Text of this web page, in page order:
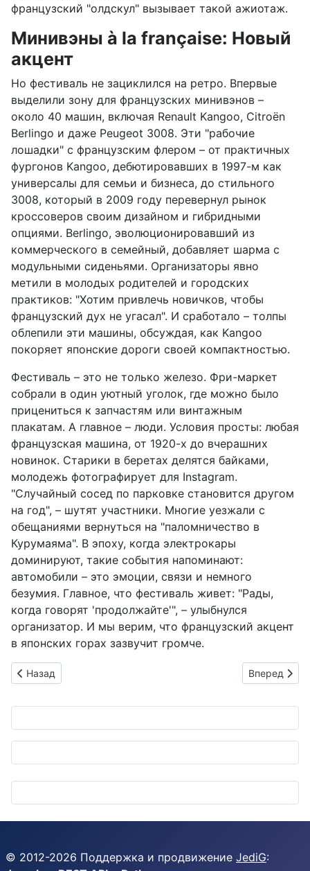
французский "олдскул" вызывает такой ажиотаж.
Минивэны à la française: Новый
акцент
Но фестиваль не зациклился на ретро. Впервые
выделили зону для французских минивэнов –
около 40 машин, включая Renault Kangoo, Citroën
Berlingo и даже Peugeot 3008. Эти "рабочие
лошадки" с французским флером – от практичных
фургонов Kangoo, дебютировавших в 1997-м как
универсалы для семьи и бизнеса, до стильного
3008, который в 2009 году перевернул рынок
кроссоверов своим дизайном и гибридными
опциями. Berlingo, эволюционировавший из
коммерческого в семейный, добавляет шарма с
модульными сиденьями. Организаторы явно
метили в молодых родителей и городских
практиков: "Хотим привлечь новичков, чтобы
французский дух не угасал". И сработало – толпы
облепили эти машины, обсуждая, как Kangoo
покоряет японские дороги своей компактностью.
Фестиваль – это не только железо. Фри-маркет
собрали в один уютный уголок, где можно было
прицениться к запчастям или винтажным
плакатам. А главное – люди. Условия просты: любая
французская машина, от 1920-х до вчерашних
новинок. Старики в беретах делятся байками,
молодежь фотографирует для Instagram.
"Случайный сосед по парковке становится другом
на год", – шутят участники. Многие уезжали с
обещаниями вернуться на "паломничество в
Курумаяма". В эпоху, когда электрокары
доминируют, такие события напоминают:
автомобили – это эмоции, связи и немного
безумия. Главное, что фестиваль живет: "Рады,
когда говорят 'продолжайте'", – улыбнулся
организатор. И мы верим, что французский акцент
в японских горах зазвучит громче.
Предыдущий: Yokohama ADVAN: полный захват подиума в
Назад Следующий:
Вперед
© 2012-2026 Поддержка и продвижение JediG: